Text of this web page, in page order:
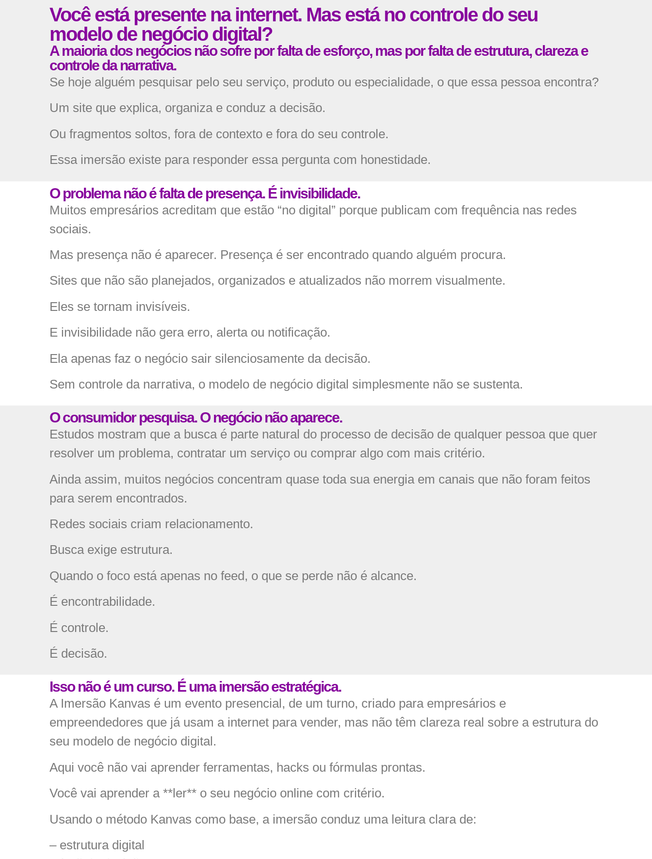
Você está presente na internet. Mas está no controle do seu
modelo de negócio digital?
A maioria dos negócios não sofre por falta de esforço, mas por falta de estrutura, clareza e
controle da narrativa.
Se hoje alguém pesquisar pelo seu serviço, produto ou especialidade, o que essa pessoa encontra?
Um site que explica, organiza e conduz a decisão.
Ou fragmentos soltos, fora de contexto e fora do seu controle.
Essa imersão existe para responder essa pergunta com honestidade.
O problema não é falta de presença. É invisibilidade.
Muitos empresários acreditam que estão “no digital” porque publicam com frequência nas redes
sociais.
Mas presença não é aparecer. Presença é ser encontrado quando alguém procura.
Sites que não são planejados, organizados e atualizados não morrem visualmente.
Eles se tornam invisíveis.
E invisibilidade não gera erro, alerta ou notificação.
Ela apenas faz o negócio sair silenciosamente da decisão.
Sem controle da narrativa, o modelo de negócio digital simplesmente não se sustenta.
O consumidor pesquisa. O negócio não aparece.
Estudos mostram que a busca é parte natural do processo de decisão de qualquer pessoa que quer
resolver um problema, contratar um serviço ou comprar algo com mais critério.
Ainda assim, muitos negócios concentram quase toda sua energia em canais que não foram feitos
para serem encontrados.
Redes sociais criam relacionamento.
Busca exige estrutura.
Quando o foco está apenas no feed, o que se perde não é alcance.
É encontrabilidade.
É controle.
É decisão.
Isso não é um curso. É uma imersão estratégica.
A Imersão Kanvas é um evento presencial, de um turno, criado para empresários e
empreendedores que já usam a internet para vender, mas não têm clareza real sobre a estrutura do
seu modelo de negócio digital.
Aqui você não vai aprender ferramentas, hacks ou fórmulas prontas.
Você vai aprender a **ler** o seu negócio online com critério.
Usando o método Kanvas como base, a imersão conduz uma leitura clara de:
– estrutura digital